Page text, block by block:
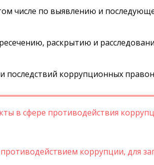
числе по выявлению и
раскрытию и
последствий коррупционных
в сфере противодействия
коррупции, для